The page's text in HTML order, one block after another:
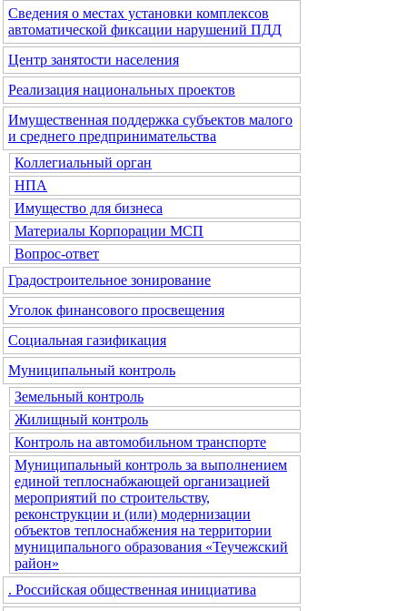
Сведения о местах установки комплексов
автоматической фиксации нарушений ПДД
Центр занятости населения
Реализация национальных проектов
Имущественная поддержка субъектов малого
и среднего предпринимательства
Коллегиальный орган
НПА
Имущество для бизнеса
Материалы Корпорации МСП
Вопрос-ответ
Градостроительное зонирование
Уголок финансового просвещения
Социальная газификация
Муниципальный контроль
Земельный контроль
Жилищный контроль
Контроль на автомобильном транспорте
Муниципальный контроль за выполнением
единой теплоснабжающей организацией
мероприятий по строительству,
реконструкции и (или) модернизации
объектов теплоснабжения на территории
муниципального образования «Теучежский
район»
. Российская общественная инициатива